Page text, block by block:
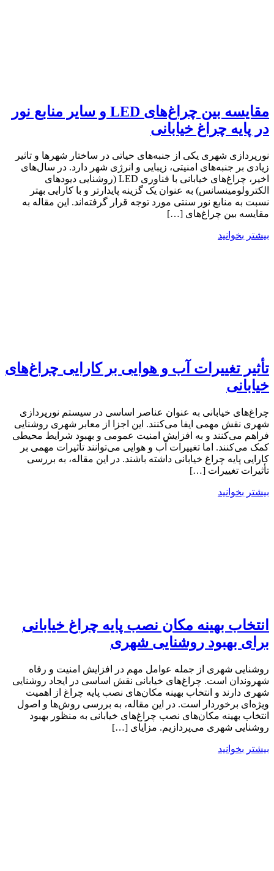
مقایسه بین چراغ‌های LED و سایر منابع نور
در پایه‌ چراغ خیابانی
نورپردازی شهری یکی از جنبه‌های حیاتی در ساختار شهرها و تاثیر
زیادی بر جنبه‌های امنیتی، زیبایی و انرژی شهر دارد. در سال‌های
اخیر، چراغ‌های خیابانی با فناوری LED (روشنایی دیودهای
الکترولومینسانس) به عنوان یک گزینه پایدارتر و با کارایی بهتر
نسبت به منابع نور سنتی مورد توجه قرار گرفته‌اند. این مقاله به
مقایسه بین چراغ‌های […]
بیشتر بخوانید
تأثیر تغییرات آب و هوایی بر کارایی چراغ‌های
خیابانی
چراغ‌های خیابانی به عنوان عناصر اساسی در سیستم نورپردازی
شهری نقش مهمی ایفا می‌کنند. این اجزا از معابر شهری روشنایی
فراهم می‌کنند و به افزایش امنیت عمومی و بهبود شرایط محیطی
کمک می‌کنند. اما تغییرات آب و هوایی می‌توانند تأثیرات مهمی بر
کارایی پایه چراغ‌ خیابانی داشته باشند. در این مقاله، به بررسی
تأثیرات تغییرات […]
بیشتر بخوانید
انتخاب بهینه مکان نصب پایه چراغ‌ خیابانی
برای بهبود روشنایی شهری
روشنایی شهری از جمله عوامل مهم در افزایش امنیت و رفاه
شهروندان است. چراغ‌های خیابانی نقش اساسی در ایجاد روشنایی
شهری دارند و انتخاب بهینه مکان‌های نصب پایه چراغ از اهمیت
ویژه‌ای برخوردار است. در این مقاله، به بررسی روش‌ها و اصول
انتخاب بهینه مکان‌های نصب چراغ‌های خیابانی به منظور بهبود
روشنایی شهری می‌پردازیم. مزایای […]
بیشتر بخوانید